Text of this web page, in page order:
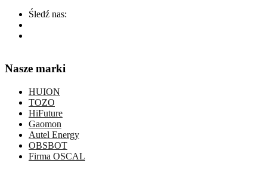
Śledź nas:
Nasze marki
HUION
TOZO
HiFuture
Gaomon
Autel Energy
OBSBOT
Firma OSCAL